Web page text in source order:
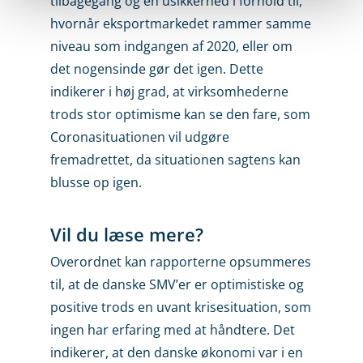
hvornår eksportmarkedet rammer samme
niveau som indgangen af 2020, eller om
det nogensinde gør det igen. Dette
indikerer i høj grad, at virksomhederne
trods stor optimisme kan se den fare, som
Coronasituationen vil udgøre
fremadrettet, da situationen sagtens kan
blusse op igen.
Vil du læse mere?
Overordnet kan rapporterne opsummeres
til, at de danske SMV’er er optimistiske og
positive trods en uvant krisesituation, som
ingen har erfaring med at håndtere. Det
indikerer, at den danske økonomi var i en